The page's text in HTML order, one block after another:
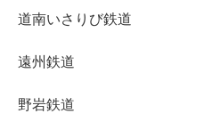
道南いさりび鉄道
遠州鉄道
野岩鉄道